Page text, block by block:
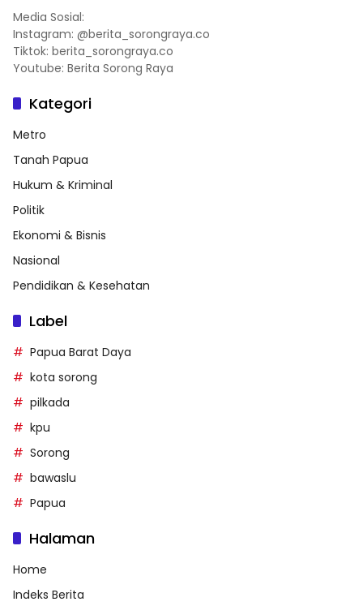
Media Sosial:
Instagram: @berita_sorongraya.co
Tiktok: berita_sorongraya.co
Youtube: Berita Sorong Raya
Kategori
Metro
Tanah Papua
Hukum & Kriminal
Politik
Ekonomi & Bisnis
Nasional
Pendidikan & Kesehatan
Label
Papua Barat Daya
kota sorong
pilkada
kpu
Sorong
bawaslu
Papua
Halaman
Home
Indeks Berita